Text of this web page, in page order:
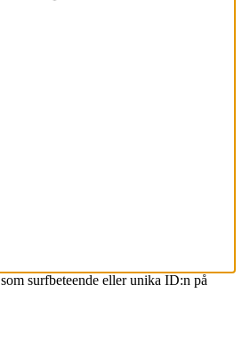
surfbeteende eller unika ID:n på